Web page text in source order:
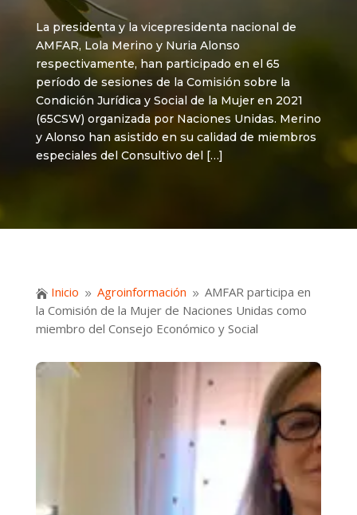
La presidenta y la vicepresidenta nacional de
AMFAR, Lola Merino y Nuria Alonso
respectivamente, han participado en el 65
período de sesiones de la Comisión sobre la
Condición Jurídica y Social de la Mujer en 2021
(65CSW) organizada por Naciones Unidas. Merino
y Alonso han asistido en su calidad de miembros
especiales del Consultivo del […]
 Inicio 9 Agroinformación 9 AMFAR participa en
la Comisión de la Mujer de Naciones Unidas como
miembro del Consejo Económico y Social